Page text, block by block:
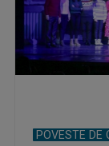
POVESTE DE